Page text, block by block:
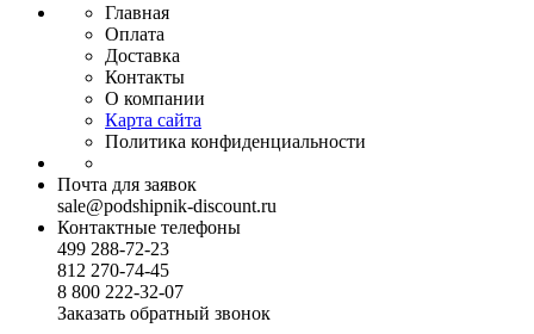
Главная
Оплата
Доставка
Контакты
О компании
Карта сайта
Политика конфиденциальности
Почта для заявок
sale@podshipnik-discount.ru
Контактные телефоны
499 288-72-23
812 270-74-45
8 800 222-32-07
Заказать обратный звонок